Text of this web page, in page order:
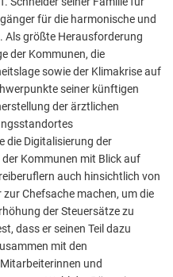
für die harmonische und
Als größte Herausforderung
der Kommunen, die
sowie der Klimakrise auf
seiner künftigen
der ärztlichen
die Digitalisierung der
Kommunen mit Blick auf
auch hinsichtlich von
Chefsache machen, um die
der Steuersätze zu
dass er seinen Teil dazu
mit den
und